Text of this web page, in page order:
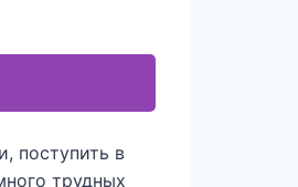
поступить в
трудных